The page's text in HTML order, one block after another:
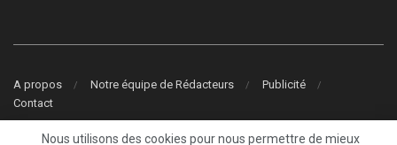
A propos Notre équipe de Rédacteurs
Publicité
Contact
© 2022Tunisie.fr- Tous droits réservés
Nous utilisons des cookies pour nous permettre de mieux